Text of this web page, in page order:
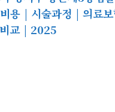
용 | 시술과정 | 의료
교 | 2025